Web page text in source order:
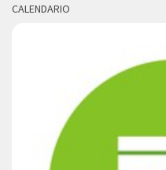
CALENDARIO